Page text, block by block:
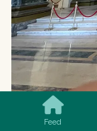
Feed
SMILES